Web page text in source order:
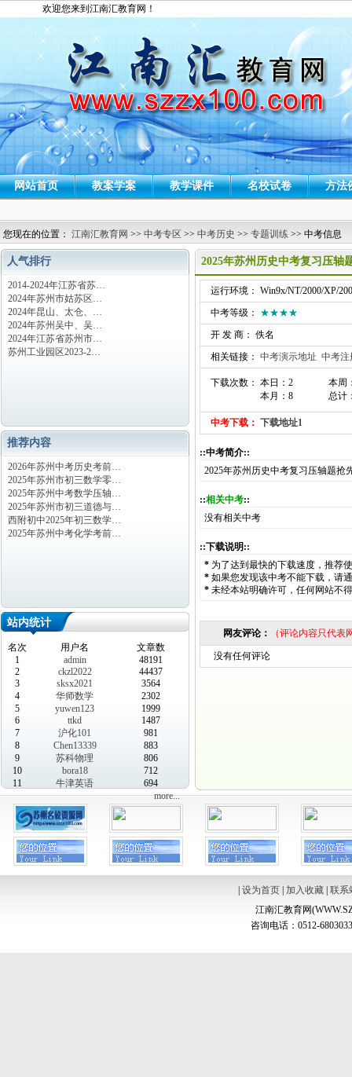
欢迎您来到江南汇教育网！
网站首页 教案学案 教学课件 名校试卷 方法
您现在的位置： 江南汇教育网 >> 中考专区 >> 中考历史 >> 专题训练 >> 中考信息
人气排行
2014-2024年江苏省苏…
2024年苏州市姑苏区…
2024年昆山、太仓、…
2024年苏州吴中、吴…
2024年江苏省苏州市…
苏州工业园区2023-2…
推荐内容
2026年苏州中考历史考前…
2025年苏州市初三数学零…
2025年苏州中考数学压轴…
2025年苏州市初三道德与…
西附初中2025年初三数学…
2025年苏州中考化学考前…
站内统计
名次 用户名
文章数
1
admin
48191
2
ckzl2022
44437
3
sksx2021
3564
4
华师数学
2302
5
yuwen123
1999
6
ttkd
1487
7
沪化101
981
8
Chen13339
883
9
苏科物理
806
10
bora18
712
11
牛津英语
694
more...
2025年苏州历史中考复习压轴
运行环境： Win9x/NT/2000/XP/
中考等级： ★★★★
开 发 商： 佚名
相关链接： 中考演示地址 中考注
下载次数： 本日：2
本月：8
本周
总计
中考下载： 下载地址1
::中考简介::
2025年苏州历史中考复习压轴题抢
::相关中考::
没有相关中考
::下载说明::
* 为了达到最快的下载速度，推荐
* 如果您发现该中考不能下载，请
* 未经本站明确许可，任何网站不
网友评论： （评论内容只代
没有任何评论
设为首页| 加入收藏| 联系
江南汇教育网
咨询电话：0512-